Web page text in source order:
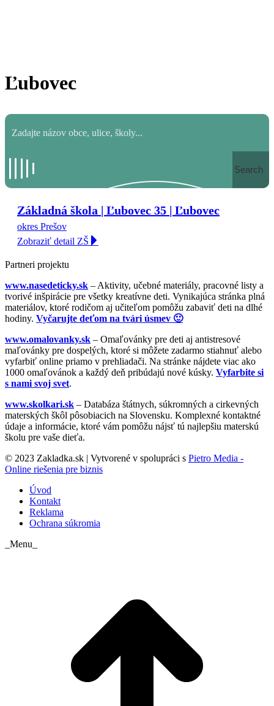
Ľubovec
Search
Základná škola | Ľubovec 35 | Ľubovec
okres Prešov
Zobraziť detail ZŠ
Partneri projektu
www.nasedeticky.sk – Aktivity, učebné materiály, pracovné listy a
tvorivé inšpirácie pre všetky kreatívne deti. Vynikajúca stránka plná
materiálov, ktoré rodičom aj učiteľom pomôžu zabaviť deti na dlhé
hodiny. Vyčarujte deťom na tvári úsmev 🙂
www.omalovanky.sk – Omaľovánky pre deti aj antistresové
maľovánky pre dospelých, ktoré si môžete zadarmo stiahnuť alebo
vyfarbiť online priamo v prehliadači. Na stránke nájdete viac ako
1000 omaľovánok a každý deň pribúdajú nové kúsky. Vyfarbite si
s nami svoj svet.
www.skolkari.sk – Databáza štátnych, súkromných a cirkevných
materských škôl pôsobiacich na Slovensku. Komplexné kontaktné
údaje a informácie, ktoré vám pomôžu nájsť tú najlepšiu materskú
školu pre vaše dieťa.
© 2023 Zakladka.sk | Vytvorené v spolupráci s Pietro Media -
Online riešenia pre biznis
Úvod
Kontakt
Reklama
Ochrana súkromia
_Menu_